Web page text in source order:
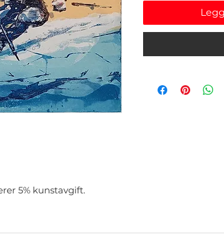
5% kunstavgift.